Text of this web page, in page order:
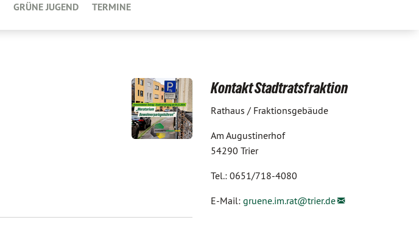
GRÜNE JUGEND TERMINE
Kontakt Stadtratsfraktion
Rathaus / Fraktionsgebäude
Am Augustinerhof
54290 Trier
Tel.: 0651/718-4080
E-Mail: gruene.im.rat@trier.de